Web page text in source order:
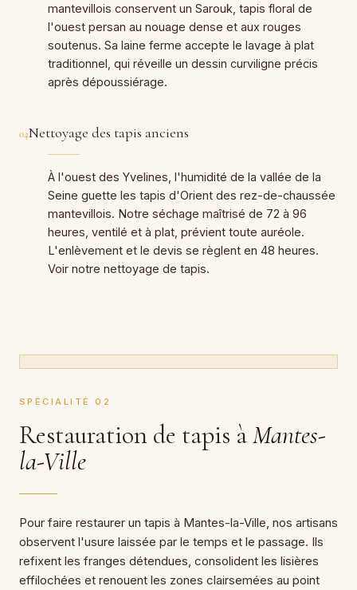
mantevillois conservent un Sarouk, tapis floral de
l'ouest persan au nouage dense et aux rouges
soutenus. Sa laine ferme accepte le lavage à plat
traditionnel, qui réveille un dessin curviligne précis
après dépoussiérage.
04Nettoyage des tapis anciens
À l'ouest des Yvelines, l'humidité de la vallée de la
Seine guette les tapis d'Orient des rez-de-chaussée
mantevillois. Notre séchage maîtrisé de 72 à 96
heures, ventilé et à plat, prévient toute auréole.
L'enlèvement et le devis se règlent en 48 heures.
Voir notre nettoyage de tapis.
SPÉCIALITÉ 02
Restauration de tapis àMantes-
la-Ville
Pour faire restaurer un tapis à Mantes-la-Ville, nos artisans
observent l'usure laissée par le temps et le passage. Ils
refixent les franges détendues, consolident les lisières
effilochées et renouent les zones clairsemées au point